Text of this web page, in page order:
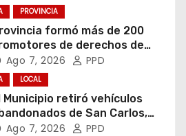
PROVINCIA
formó más de 200
de derechos de
niños y adolescentes
Ago 7, 2026 PPD
LOCAL
Municipio retiró vehículos
de San Carlos,
y el casco urbano
Ago 7, 2026 PPD